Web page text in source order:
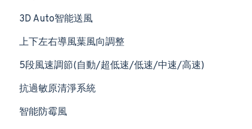
3D Auto智能送風
上下左右導風葉風向調整
5段風速調節(自動/超低速/低速/中速/高速)
抗過敏原清淨系統
智能防霉風